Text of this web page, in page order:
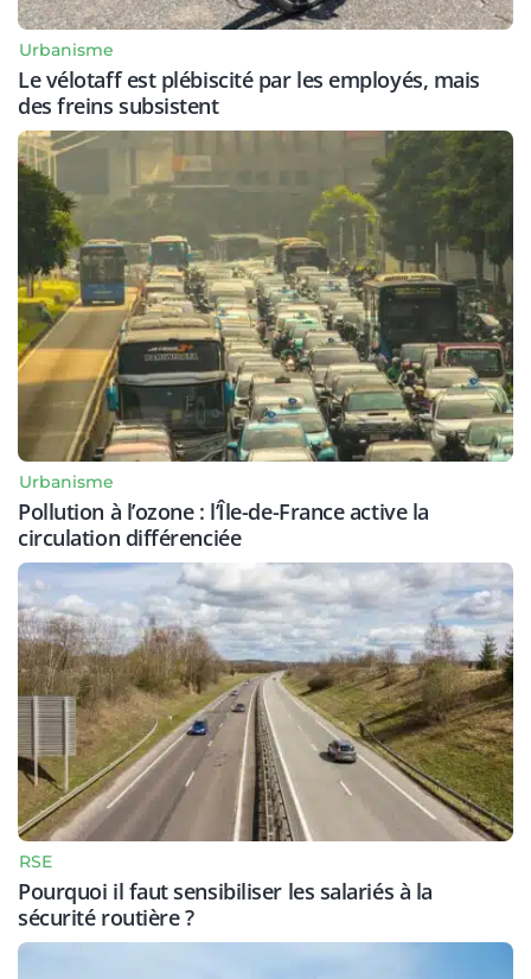
Urbanisme
Le vélotaff est plébiscité par les employés, mais
des freins subsistent
Urbanisme
Pollution à l’ozone : l’Île-de-France active la
circulation différenciée
RSE
Pourquoi il faut sensibiliser les salariés à la
sécurité routière ?